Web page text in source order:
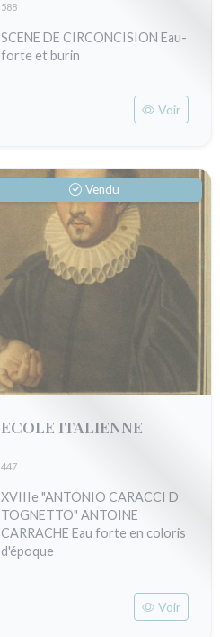
588
SCENE DE CIRCONCISION Eau-
forte et burin
Voir
Vendu
ECOLE ITALIENNE
447
XVIIIe "ANTONIO CARACCI D
TOGNETTO" ANTOINE
CARRACHE Eau forte en coloris
d'époque
Voir